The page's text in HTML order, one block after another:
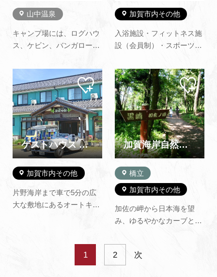
山中温泉
キャンプ場には、ログハウ
ス、ケビン、バンガロー、
イト等(有料)があり、ご利
用になれます。清流には、
イワナ、ヤマメなどの川魚
が、森の中には、カモシ
カ、たぬき、リスなどの野
生動物の姿を見受けられま
す。緑の文明学会公募の
「森林浴の森…
加賀市内その他
入浴施設・フィットネス施
設（会員制）・スポーツ施
内テニスコート、屋外グラ
ウンド）があります。スポ
ーツで汗を流したあとは、
ゆったりと湯につかった
り、サウナでもう一度汗を
かくもよし。 高齢者や障が
い者に配慮したバリアフリ
ーな健康…
ゲストハウス 片野の森 オートキャンプ場
加賀市内その他
片野海岸まで車で5分の広
大な敷地にあるオートキャ
マイ
ペー
ジに
追加
加賀海岸自然遊歩道
橋立
加賀市内その他
加佐の岬から日本海を望
み、ゆるやかなカーブと上
約4キロ、黒崎海岸を経
て、片野海岸へと続いてい
マイ
ペー
ジに
追加
1 2 次